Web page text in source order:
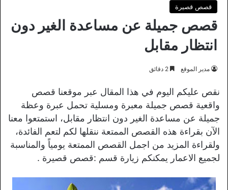
قصص قصيرة
قصص جميلة عن مساعدة الغير دون
انتظار مقابل
مدير الموقع
نقص عليكم اليوم في هذا المقال عبر موقعنا قصص
واقعية قصص جميلة معبرة ومسلية تحمل عبرة وعظة
جميلة عن مساعدة الغير دون انتظار مقابل، استمتعوا معنا
الآن بقراءة هذه القصص الممتعة ننقلها لكم لتعم الفائدة،
ولقراءة المزيد من اجمل القصص الممتعة يومياً والمناسبة
لجميع الاعمار يمكنكم زيارة قسم :قصص قصيرة .